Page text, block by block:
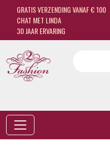
GRATIS VERZENDING VANAF € 100
CHAT MET LINDA
30 JAAR ERVARING